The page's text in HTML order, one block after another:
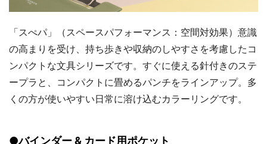
「スぺパ」（スペースパフォーマンス：空間対効果）意識
の高まりを受け、持ち歩きや収納のしやすさを考慮したコ
ンパクトな文具シリーズです。すぐに使える針付きのステ
ープラと、コンパクトに畳めるパンチをラインアップ。多
くの方が使いやすい日常に溶け込むカラーリングです。
●バインダー & カード用ポケット